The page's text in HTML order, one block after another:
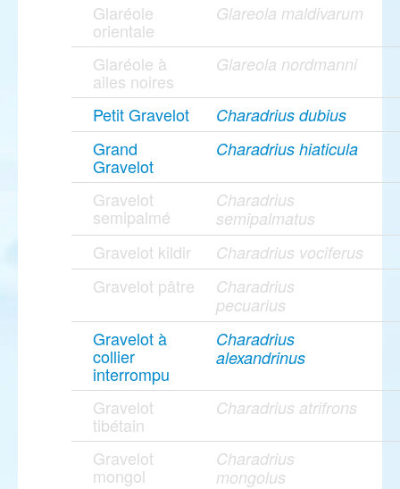
Glaréole
orientale
Glareola maldivarum
Glaréole à
ailes noires
Glareola nordmanni
Petit Gravelot Charadrius dubius
Grand
Gravelot
Charadrius hiaticula
Gravelot
semipalmé
Charadrius
semipalmatus
Gravelot kildir Charadrius vociferus
Gravelot pâtre
Charadrius
pecuarius
Gravelot à
collier
interrompu
Charadrius
alexandrinus
Gravelot
tibétain
Charadrius atrifrons
Gravelot
mongol
Charadrius
mongolus